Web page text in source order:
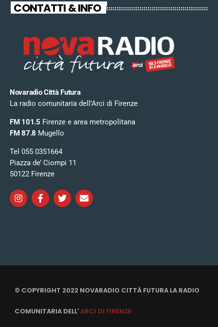
CONTATTI & INFO
Novaradio Città Futura
La radio comunitaria dell’Arci di Firenze
FM 101.5 Firenze e area metropolitana
FM 87.8 Mugello
Tel 055 0351664
Piazza de’ Ciompi 11
50122 Firenze
© COPYRIGHT 2022 NOVARADIO CITTÀ FUTURA LA RADIO
COMUNITARIA DELL'ARCI DI FIRENZE